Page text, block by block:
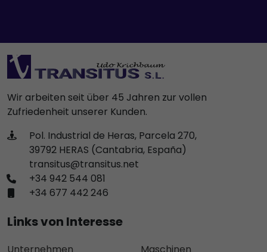
Wir arbeiten seit über 45 Jahren zur vollen
Zufriedenheit unserer Kunden.
Pol. Industrial de Heras, Parcela 270,
39792 HERAS (Cantabria, España)
transitus@transitus.net
+34 942 544 081
+34 677 442 246
Links von Interesse